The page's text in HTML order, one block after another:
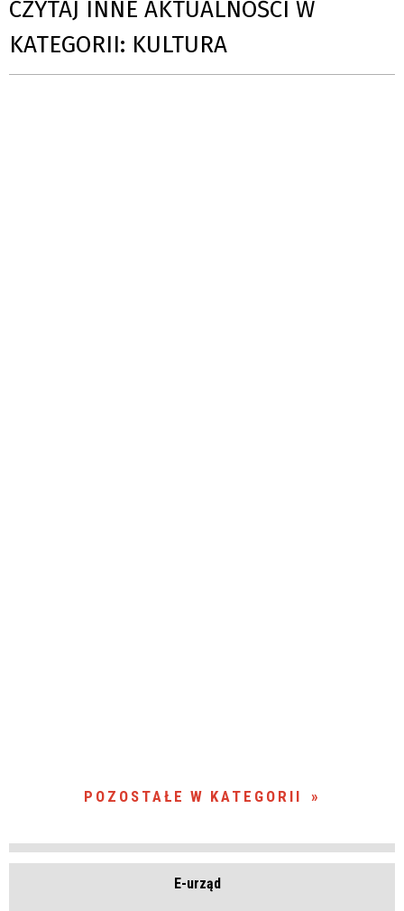
CZYTAJ INNE AKTUALNOŚCI W
KATEGORII: KULTURA
POZOSTAŁE W KATEGORII
E-urząd